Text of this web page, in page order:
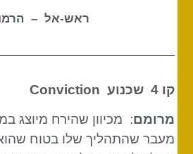
ראש-אל –
קו 4 שכנוע Conviction
מרומם: מכיוון שהירח מיוצג
מעבר שהתהליך שלו בטוח שהוא